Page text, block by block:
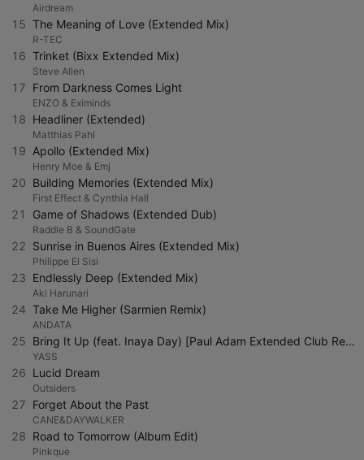
Airdream
15 The Meaning of Love (Extended Mix)
R-TEC
16 Trinket (Bixx Extended Mix)
Steve Allen
17 From Darkness Comes Light
ENZO & Eximinds
18 Headliner (Extended)
Matthias Pahl
19 Apollo (Extended Mix)
Henry Moe & Emj
20 Building Memories (Extended Mix)
First Effect & Cynthia Hall
21 Game of Shadows (Extended Dub)
Raddle B & SoundGate
22 Sunrise in Buenos Aires (Extended Mix)
Philippe El Sisi
23 Endlessly Deep (Extended Mix)
Aki Harunari
24 Take Me Higher (Sarmien Remix)
ANDATA
25 Bring It Up (feat. Inaya Day) [Paul Adam Extended Club Remix]
YASS
26 Lucid Dream
Outsiders
27 Forget About the Past
CANE&DAYWALKER
28 Road to Tomorrow (Album Edit)
Pinkque